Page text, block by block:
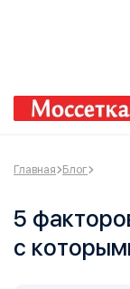
Производим
Главная Блог
5
с